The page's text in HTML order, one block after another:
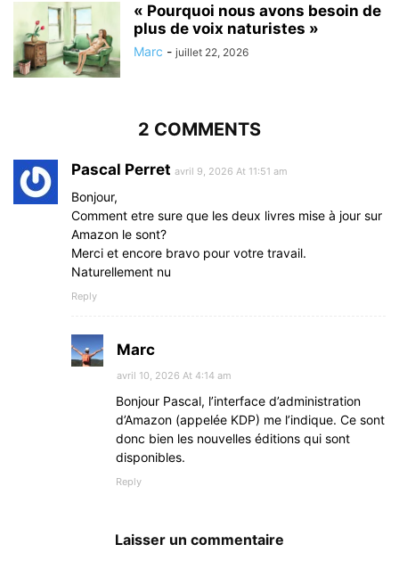
« Pourquoi nous avons besoin de
plus de voix naturistes »
Marc - juillet 22, 2026
2 COMMENTS
Pascal Perret avril 9, 2026 At 11:51 am
Bonjour,
Comment etre sure que les deux livres mise à jour sur
Amazon le sont?
Merci et encore bravo pour votre travail.
Naturellement nu
Reply
Marc
avril 10, 2026 At 4:14 am
Bonjour Pascal, l’interface d’administration
d’Amazon (appelée KDP) me l’indique. Ce sont
donc bien les nouvelles éditions qui sont
disponibles.
Reply
Laisser un commentaire